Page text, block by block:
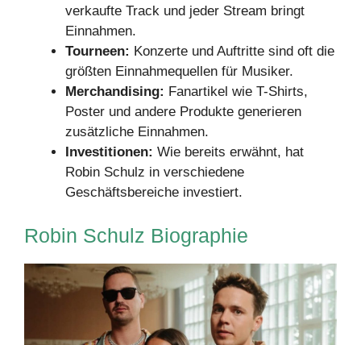
verkaufte Track und jeder Stream bringt
Einnahmen.
Tourneen: Konzerte und Auftritte sind oft die
größten Einnahmequellen für Musiker.
Merchandising: Fanartikel wie T-Shirts,
Poster und andere Produkte generieren
zusätzliche Einnahmen.
Investitionen: Wie bereits erwähnt, hat
Robin Schulz in verschiedene
Geschäftsbereiche investiert.
Robin Schulz Biographie